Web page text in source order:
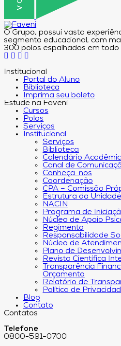
O Grupo, possui vasta
segmento educacional, com
300 polos espalhados em todo
Institucional
Portal do Aluno
Biblioteca
Imprima seu boleto
Estude na Faveni
Cursos
Polos
Serviços
Institucional
Serviços
Biblioteca
Calendário
Canal de
Conheça-nos
Coordenação
CPA – Comissão
Estrutura da Unidade
NACIN
Programa de
Núcleo de Apoio
Regimento
Responsabilidade
Núcleo de
Plano de
Revista Científica
Transparência
Orçamento
Relatório de
Política de
Blog
Contato
Contatos
Telefone
0800-591-0700